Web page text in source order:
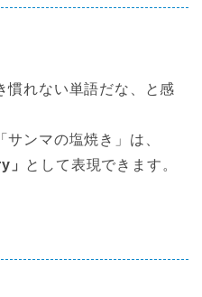
慣れない単語だな、と感
ンマの塩焼き」は、
として表現できます。